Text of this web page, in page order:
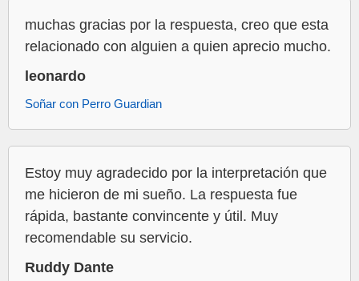
muchas gracias por la respuesta, creo que esta
relacionado con alguien a quien aprecio mucho.
leonardo
Soñar con Perro Guardian
Estoy muy agradecido por la interpretación que
me hicieron de mi sueño. La respuesta fue
rápida, bastante convincente y útil. Muy
recomendable su servicio.
Ruddy Dante